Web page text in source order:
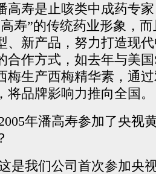
高寿是止咳类中成药专
寿”的传统药业形象，
、新产品，努力打造现
合作方式，如去年与美
梅生产西梅精华素，通
将品牌影响力推向全国。
年潘高寿参加了央视
我们公司首次参加央